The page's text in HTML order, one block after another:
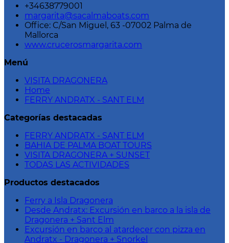
+34638779001
margarita@sacalmaboats.com
Office: C/San Miguel, 63 -07002 Palma de
Mallorca
www.crucerosmargarita.com
Menú
VISITA DRAGONERA
Home
FERRY ANDRATX - SANT ELM
Categorías destacadas
FERRY ANDRATX - SANT ELM
BAHIA DE PALMA BOAT TOURS
VISITA DRAGONERA + SUNSET
TODAS LAS ACTIVIDADES
Productos destacados
Ferry a Isla Dragonera
Desde Andratx: Excursión en barco a la isla de
Dragonera + Sant Elm
Excursión en barco al atardecer con pizza en
Andratx - Dragonera + Snorkel